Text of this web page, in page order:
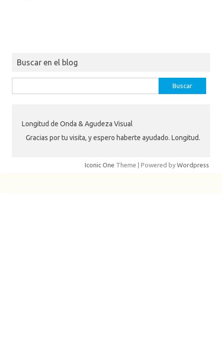
Buscar en el blog
Longitud de Onda & Agudeza Visual
Gracias por tu visita, y espero haberte ayudado. Longitud.
Iconic One Theme | Powered by Wordpress